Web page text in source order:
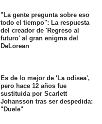
"La gente pregunta sobre eso
todo el tiempo": La respuesta
del creador de 'Regreso al
futuro' al gran enigma del
DeLorean
Es de lo mejor de 'La odisea',
pero hace 12 años fue
sustituida por Scarlett
Johansson tras ser despedida:
"Duele"